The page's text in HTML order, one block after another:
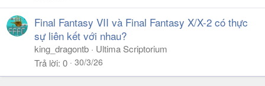
Final Fantasy VII và Final Fantasy X/X-2 có thực
sự liên kết với nhau?
king_dragontb
Ultima Scriptorium
Trả lời 0 30/3/26